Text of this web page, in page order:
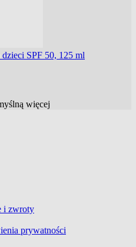
SPF 50, 125 ml
więcej
i zwroty
prywatności